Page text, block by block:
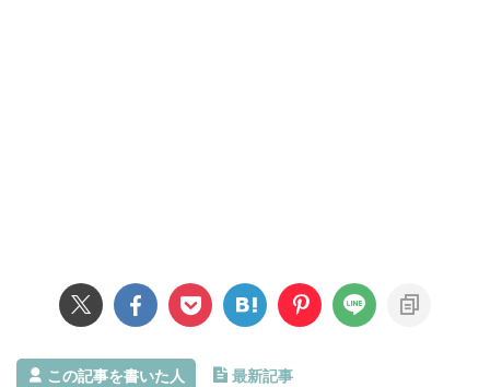
この記事を書いた人 最新記事